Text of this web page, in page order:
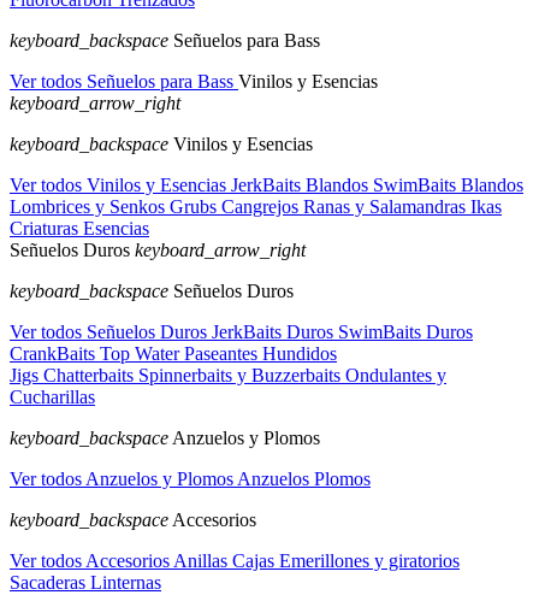
keyboard_backspace Señuelos para Bass
Ver todos Señuelos para Bass Vinilos y Esencias
keyboard_arrow_right
keyboard_backspace Vinilos y Esencias
Ver todos Vinilos y Esencias JerkBaits Blandos SwimBaits Blandos
Lombrices y Senkos Grubs Cangrejos Ranas y Salamandras Ikas
Criaturas Esencias
Señuelos Duros keyboard_arrow_right
keyboard_backspace Señuelos Duros
Ver todos Señuelos Duros JerkBaits Duros SwimBaits Duros
CrankBaits Top WaterPaseantes Hundidos
Jigs Chatterbaits Spinnerbaits y Buzzerbaits Ondulantes y
Cucharillas
keyboard_backspace Anzuelos y Plomos
Ver todos Anzuelos y Plomos Anzuelos Plomos
keyboard_backspace Accesorios
Ver todos Accesorios Anillas Cajas Emerillones y giratorios
Sacaderas Linternas